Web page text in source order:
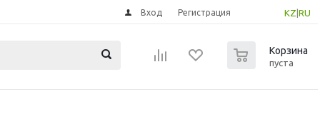
KZ RU
Вход Регистрация
Корзина
пуста